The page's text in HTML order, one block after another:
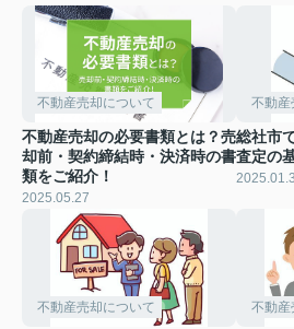
不動産売却について
不動産売却の必要書類とは？売
却前・契約締結時・決済時の書
類をご紹介！
2025.05.27
不動産
総社市
査定の
不動産売却について 不動産